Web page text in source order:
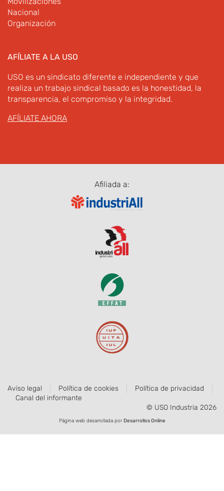
Nacional
Organización
AFÍLIATE A LA USO
USO es un sindicato diferente e independiente y que
realiza un trabajo sindical basado es la honestidad, la
transparencia, el compromiso y la integridad.
AFÍLIATE AHORA
Afiliada a:
Aviso legal Política de cookies
Política de privacidad
Canal del informante
© USO Industria 2026
Página web desarrollada porDesarrollos Online